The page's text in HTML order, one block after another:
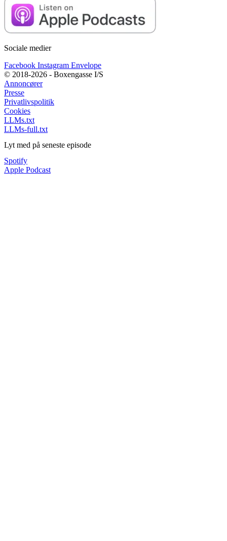
Sociale medier
Facebook Instagram Envelope
© 2018-2026 - Boxengasse I/S
Annoncører
Presse
Privatlivspolitik
Cookies
LLMs.txt
LLMs-full.txt
Lyt med på seneste episode
Spotify
Apple Podcast